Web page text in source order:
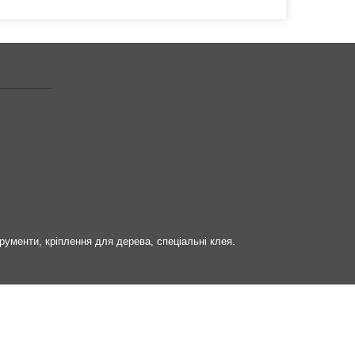
кріплення для дерева, спеціальні клея.